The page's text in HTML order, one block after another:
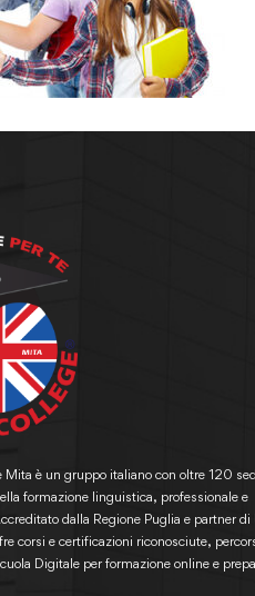
Mita è un gruppo italiano con oltre 120
formazione linguistica, professionale e
dalla Regione Puglia e partner di
corsi e certificazioni riconosciute,
Digitale per formazione online e